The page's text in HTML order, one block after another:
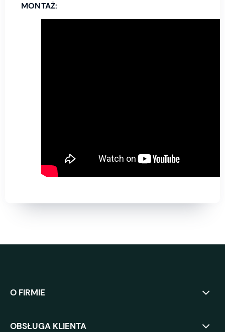
MONTAŻ:
O FIRMIE
OBSŁUGA KLIENTA